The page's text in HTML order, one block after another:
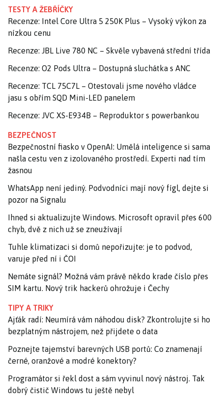
TESTY A ŽEBŘÍČKY
Recenze: Intel Core Ultra 5 250K Plus – Vysoký výkon za
nízkou cenu
Recenze: JBL Live 780 NC – Skvěle vybavená střední třída
Recenze: O2 Pods Ultra – Dostupná sluchátka s ANC
Recenze: TCL 75C7L – Otestovali jsme nového vládce
jasu s obřím SQD Mini-LED panelem
Recenze: JVC XS-E934B – Reproduktor s powerbankou
BEZPEČNOST
Bezpečnostní fiasko v OpenAI: Umělá inteligence si sama
našla cestu ven z izolovaného prostředí. Experti nad tím
žasnou
WhatsApp není jediný. Podvodníci mají nový fígl, dejte si
pozor na Signalu
Ihned si aktualizujte Windows. Microsoft opravil přes 600
chyb, dvě z nich už se zneužívají
Tuhle klimatizaci si domů nepořizujte: je to podvod,
varuje před ní i ČOI
Nemáte signál? Možná vám právě někdo krade číslo přes
SIM kartu. Nový trik hackerů ohrožuje i Čechy
TIPY A TRIKY
Ajťák radí: Neumírá vám náhodou disk? Zkontrolujte si ho
bezplatným nástrojem, než přijdete o data
Poznejte tajemství barevných USB portů: Co znamenají
černé, oranžové a modré konektory?
Programátor si řekl dost a sám vyvinul nový nástroj. Tak
dobrý čistič Windows tu ještě nebyl